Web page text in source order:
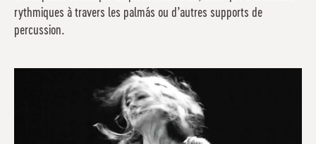
rythmiques à travers les palmás ou d’autres supports de
percussion.